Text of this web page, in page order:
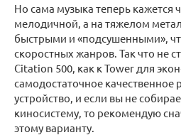
Но сама музыка теперь кажется
мелодичной, а на тяжелом
быстрыми и «подсушенными»,
скоростных жанров. Так что не
Citation 500, как к Tower для
самодостаточное качественное
устройство, и если вы не
киносистему, то рекомендую
этому варианту.